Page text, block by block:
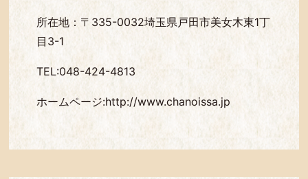
所在地：〒335-0032埼玉県戸田市美女木東1丁
目3-1
TEL:048-424-4813
ホームページ:http://www.chanoissa.jp